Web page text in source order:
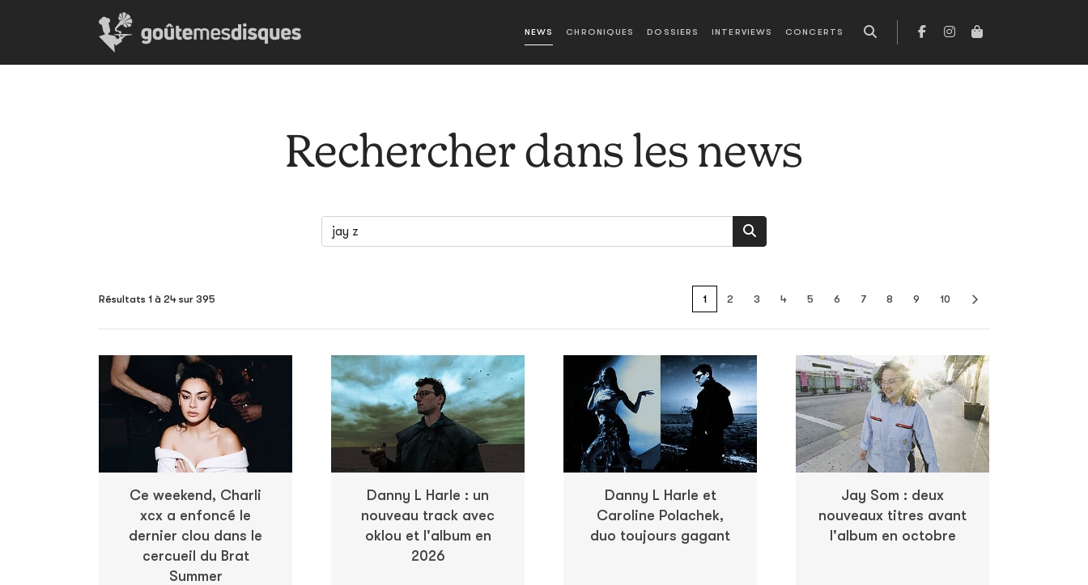
NEWS CHRONIQUES DOSSIERS INTERVIEWS CONCERTS
Rechercher dans les news
Résultats 1 à 24 sur 395 1 2 3 4 5 6 7 8 9 10
Ce weekend, Charli
xcx a enfoncé le
dernier clou dans le
cercueil du Brat
Summer
Danny L Harle : un
nouveau track avec
oklou et l'album en
2026
Danny L Harle et
Caroline Polachek,
duo toujours gagant
Jay Som : deux
nouveaux titres avant
l'album en octobre